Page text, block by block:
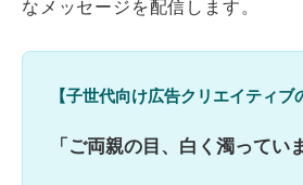
なメッセージを配信します。
【子世代向け広告クリエイティブ
「ご両親の目、白く濁ってい